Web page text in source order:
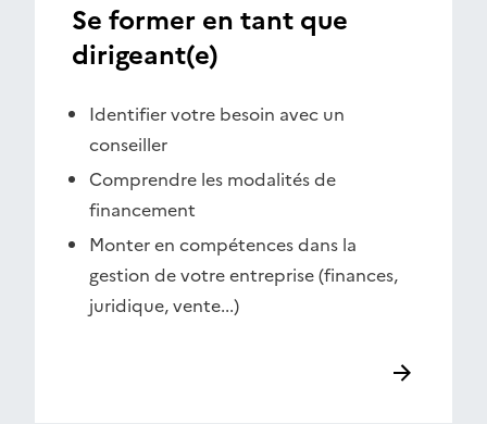
Se former en tant que
dirigeant(e)
Identifier votre besoin avec un
conseiller
Comprendre les modalités de
financement
Monter en compétences dans la
gestion de votre entreprise (finances,
juridique, vente...)